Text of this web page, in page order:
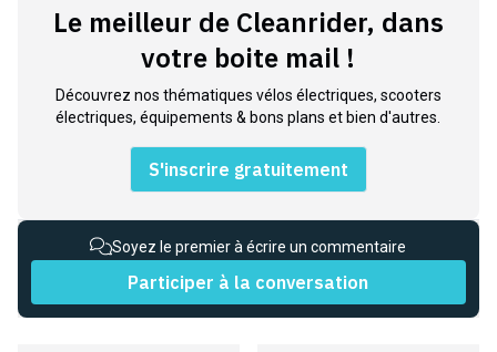
Le meilleur de Cleanrider, dans
votre boite mail !
Découvrez nos thématiques vélos électriques, scooters
électriques, équipements & bons plans et bien d'autres.
S'inscrire gratuitement
Soyez le premier à écrire un commentaire
Participer à la conversation